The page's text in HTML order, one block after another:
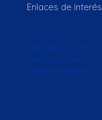
Enlaces de interés
Aviso Legal
Política de Privacidad
Política de Cookies
Copyright imágenes